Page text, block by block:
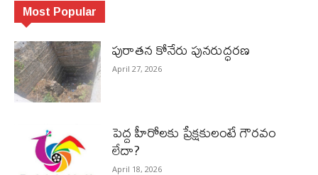
Most Popular
పురాత‌న కోనేరు పున‌రుద్ధ‌ర‌ణ
April 27, 2026
పెద్ద హీరోల‌కు ప్రేక్ష‌కులంటే గౌర‌వం
లేదా?
April 18, 2026